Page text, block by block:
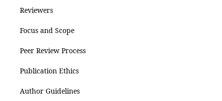
Reviewers
Focus and Scope
Peer Review Process
Publication Ethics
Author Guidelines